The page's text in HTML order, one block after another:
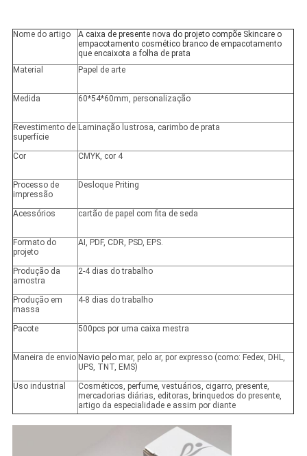
Nome do artigo
A caixa de presente nova do projeto compõe Skincare o
empacotamento cosmético branco de empacotamento
que encaixota a folha de prata
Material
Papel de arte
Medida 60*54*60mm, personalização
Revestimento de
superfície
Laminação lustrosa, carimbo de prata
Cor CMYK, cor 4
Processo de
impressão
Desloque Priting
Acessórios cartão de papel com fita de seda
Formato do
projeto
AI, PDF, CDR, PSD, EPS.
Produção da
amostra
2-4 dias do trabalho
Produção em
massa
4-8 dias do trabalho
Pacote 500pcs por uma caixa mestra
Maneira de envio Navio pelo mar, pelo ar, por expresso (como: Fedex, DHL,
UPS, TNT, EMS)
Uso industrial
Cosméticos, perfume, vestuários, cigarro, presente,
mercadorias diárias, editoras, brinquedos do presente,
artigo da especialidade e assim por diante